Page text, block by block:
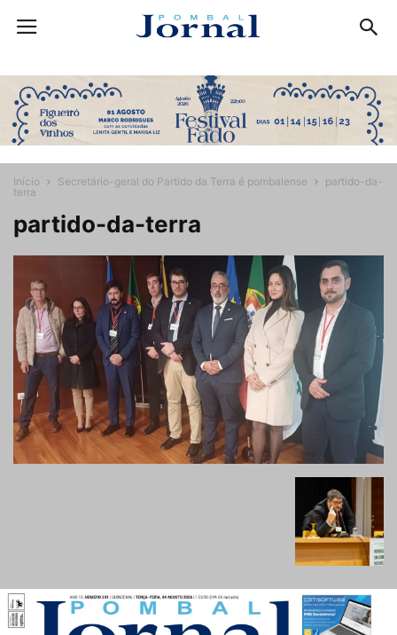
Início Secretário-geral do Partido da Terra é pombalense
partido-da-
terra
partido-da-terra